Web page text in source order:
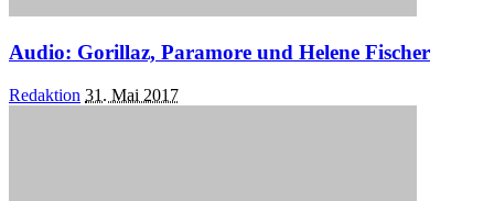
Audio: Gorillaz, Paramore und Helene Fischer
Posted
Redaktion 31. Mai 2017